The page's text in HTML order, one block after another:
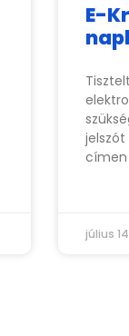
E-
jelszót
címen
július